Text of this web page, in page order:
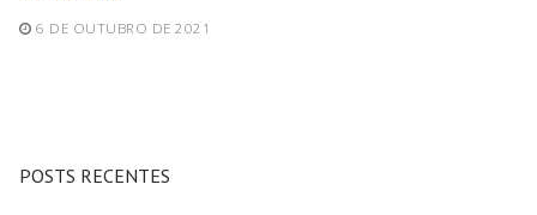
6 DE OUTUBRO DE 2021
POSTS RECENTES